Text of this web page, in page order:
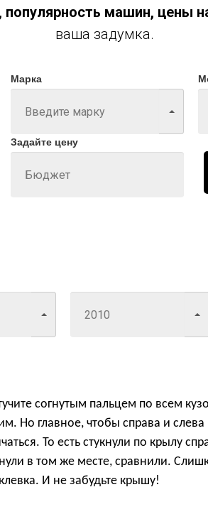
машин, цены
ваша задумка.
Марка
Задайте цену
согнутым пальцем по всем
Но главное, чтобы справа и
То есть стукнули по крылу
в том же месте, сравнили.
И не забудьте крышу!